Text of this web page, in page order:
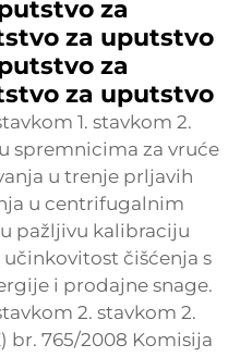
za
za uputstvo
za
za uputstvo
1. stavkom 2.
spremnicima za vruće
u trenje prljavih
u centrifugalnim
pažljivu kalibraciju
čišćenja s
i prodajne snage.
2. stavkom 2.
br. 765/2008 Komisija